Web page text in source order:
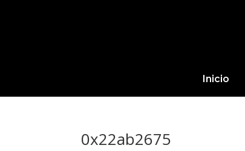
Inicio
0x22ab2675